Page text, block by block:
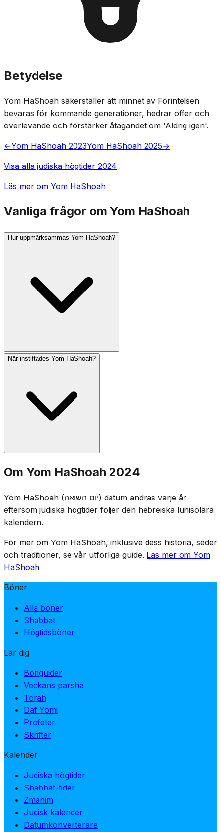
Betydelse
Yom HaShoah säkerställer att minnet av Förintelsen
bevaras för kommande generationer, hedrar offer och
överlevande och förstärker åtagandet om 'Aldrig igen'.
←Yom HaShoah 2023Yom HaShoah 2025→
Visa alla judiska högtider 2024
Läs mer om Yom HaShoah
Vanliga frågor om Yom HaShoah
Hur uppmärksammas Yom HaShoah?
Ceremonier inkluderar överlevandes vittnesmål,
tändning av sex minnesljus (som representerar de sex
miljonerna) och uppläsning av offrens namn. Flaggor
När instiftades Yom HaShoah?
Yom HaShoah instiftades av den israeliska Knesset 1953.
Datumet 27 Nisan valdes för dess närhet till årsdagen av
upproret i Warszawas getto (15 Nisan 1943), samtidigt
som man undvek konflikt med Pesach.
Om Yom HaShoah 2024
Yom HaShoah (יום השואה) datum ändras varje år
eftersom judiska högtider följer den hebreiska lunisolära
kalendern.
För mer om Yom HaShoah, inklusive dess historia, seder
och traditioner, se vår utförliga guide. Läs mer om Yom
HaShoah
Böner
Alla böner
Shabbat
Högtidsböner
Lär dig
Bönguider
Veckans parsha
Torah
Daf Yomi
Profeter
Skrifter
Kalender
Judiska högtider
Shabbat-tider
Zmanim
Judisk kalender
Datumkonverterare